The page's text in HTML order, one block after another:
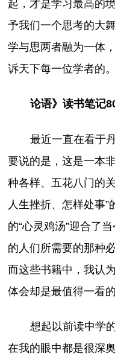
起，才是学习最高的
予我们一个思考的大
学与思两者融为一体
诉天下每一位学者的。
论语》读书笔记
最近一直在看于
要说的是，这是一本
种各样、五花八门的
人生挫折、怎样处事
的“心灵鸡汤”迎合了
的人们所需要的那种
而这些书籍中，我认
体会却是最值得一看的
想起以前读中学
在我的眼中都是很深